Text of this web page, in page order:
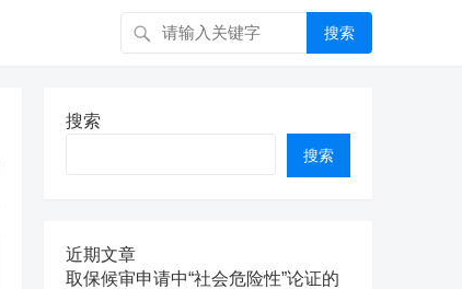
搜索
搜索
搜索
近期文章
取保候审申请中“社会危险性”论证的